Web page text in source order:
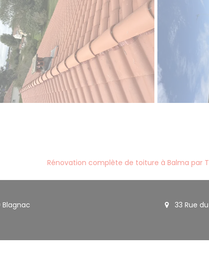
Rénovation complète de toiture à Balma par
Blagnac
33 Rue